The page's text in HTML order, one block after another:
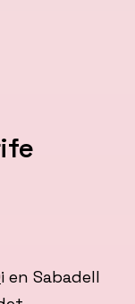
i en Sabadell